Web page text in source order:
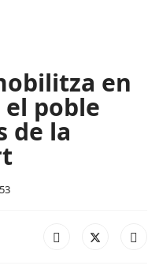
en
poble
de la